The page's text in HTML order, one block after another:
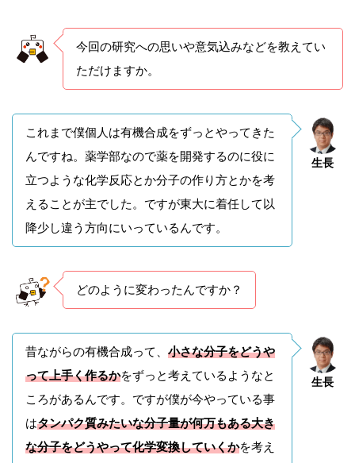
今回の研究への思いや意気込みなどを教えてい
ただけますか。
生長
これまで僕個人は有機合成をずっとやってきた
んですね。薬学部なので薬を開発するのに役に
立つような化学反応とか分子の作り方とかを考
えることが主でした。ですが東大に着任して以
降少し違う方向にいっているんです。
どのように変わったんですか？
生長
昔ながらの有機合成って、 小さな分子をどうや
って上手く作るかをずっと考えているようなと
ころがあるんです。ですが僕が今やっている事
はタンパク質みたいな分子量が何万もある大き
な分子をどうやって化学変換していくかを考え